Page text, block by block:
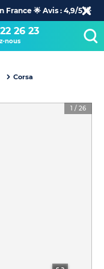
🌟 Avis : 4,9/5 🌟
26 23
nous
Corsa
1 / 26